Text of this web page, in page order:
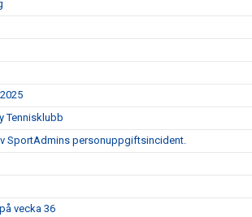
Tennisklubb
SportAdmins personuppgiftsincident.
vecka 36